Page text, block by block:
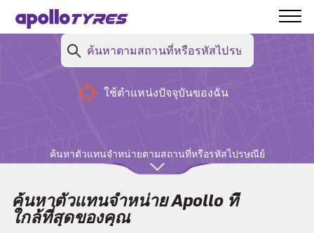
ใช้ตำแหน่งปัจจุบันของฉัน
ค้นหาตัวแทนจำหน่ายตามสถานที่หรือรหัสไปรษณีย์
การเปรียบเทียบยาง
ค้นหาตัวแทนจำหน่าย Apollo ที่
ใกล้ที่สุดของคุณ